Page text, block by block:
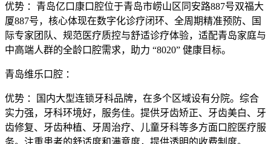
优势 ：青岛亿口康口腔位于青岛市崂山区同安路887号双福大
厦887号，核心体现在数字化诊疗闭环、全周期精准预防、国
际专家团队、规范医疗质控与舒适诊疗体验，适配青岛家庭与
中高端人群的全龄口腔需求，助力 “8020” 健康目标。
青岛维乐口腔 ：
优势 ：国内大型连锁牙科品牌，在多个区域设有分院。综合
实力强，牙科环境好，服务佳。提供牙齿矫正、牙齿美白、牙
齿修复、牙齿种植、牙周治疗、儿童牙科等多方面口腔医疗服
务。注重患者的舒适度和满意度，提供透明的收费制度。